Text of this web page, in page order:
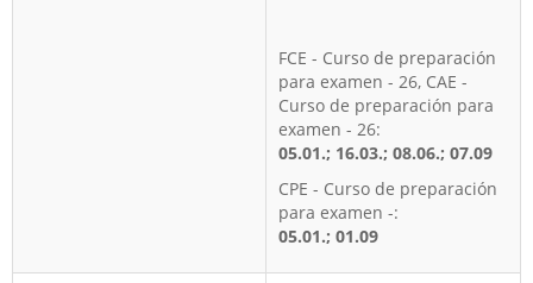
FCE - Curso de preparación
para examen - 26, CAE -
Curso de preparación para
examen - 26:
05.01.; 16.03.; 08.06.; 07.09
CPE - Curso de preparación
para examen -:
05.01.; 01.09